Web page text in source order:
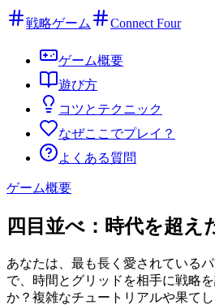
戦略ゲーム Connect Four
ゲーム概要
遊び方
コツとテクニック
なぜここでプレイ？
よくある質問
ゲーム概要
四目並べ：時代を超え
あなたは、最も長く愛されている
で、時間とグリッドを相手に戦略
か？複雑なチュートリアルや果て